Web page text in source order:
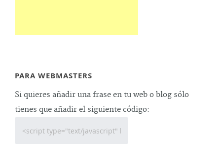
PARA WEBMASTERS
Si quieres añadir una frase en tu web o blog sólo
tienes que añadir el siguiente código: